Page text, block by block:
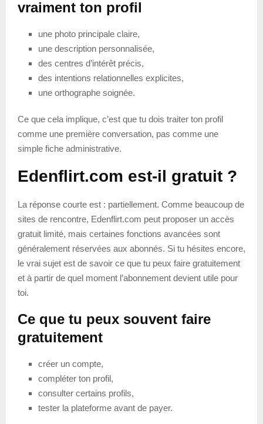
vraiment ton profil
une photo principale claire,
une description personnalisée,
des centres d’intérêt précis,
des intentions relationnelles explicites,
une orthographe soignée.
Ce que cela implique, c’est que tu dois traiter ton profil
comme une première conversation, pas comme une
simple fiche administrative.
Edenflirt.com est-il gratuit ?
La réponse courte est : partiellement. Comme beaucoup de
sites de rencontre, Edenflirt.com peut proposer un accès
gratuit limité, mais certaines fonctions avancées sont
généralement réservées aux abonnés. Si tu hésites encore,
le vrai sujet est de savoir ce que tu peux faire gratuitement
et à partir de quel moment l’abonnement devient utile pour
toi.
Ce que tu peux souvent faire
gratuitement
créer un compte,
compléter ton profil,
consulter certains profils,
tester la plateforme avant de payer.